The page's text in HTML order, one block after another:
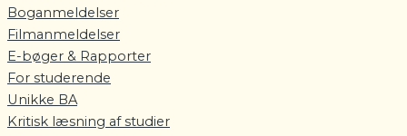
Boganmeldelser
Filmanmeldelser
E-bøger & Rapporter
For studerende
Unikke BA
Kritisk læsning af studier